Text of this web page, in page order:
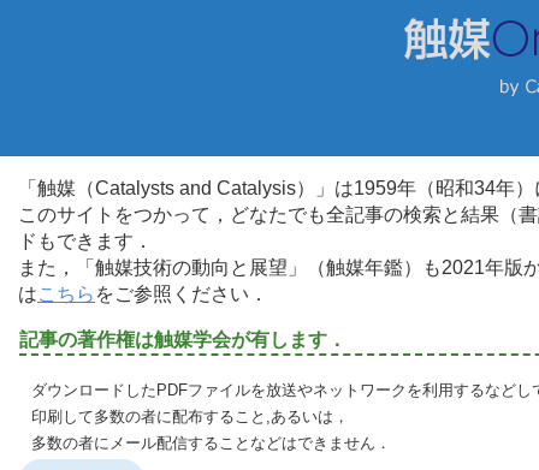
「触媒（Catalysts and Catalysis）」は1959年（昭和34年
このサイトをつかって，どなたでも全記事の検索と結果（
ドもできます．
また，「触媒技術の動向と展望」（触媒年鑑）も2021年
はこちら をご参照ください．
記事の著作権は触媒学会が有します．
ダウンロードしたPDFファイルを放送やネットワークを利用するなど
印刷して多数の者に配布すること,あるいは，
多数の者にメール配信することなどはできません．